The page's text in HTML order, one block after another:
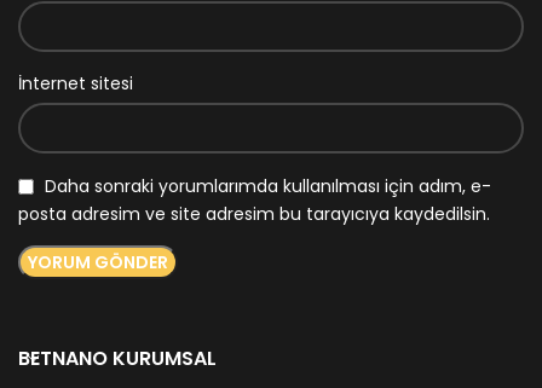
İnternet sitesi
Daha sonraki yorumlarımda kullanılması için adım, e-
posta adresim ve site adresim bu tarayıcıya kaydedilsin.
BETNANO KURUMSAL